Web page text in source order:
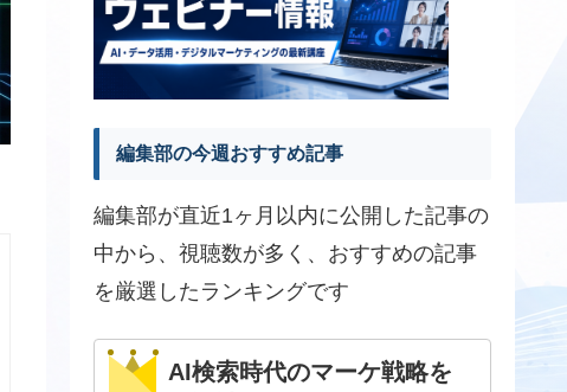
編集部の今週おすすめ記事
編集部が直近1ヶ月以内に公開した記事の
中から、視聴数が多く、おすすめの記事
を厳選したランキングです
AI検索時代のマーケ戦略を